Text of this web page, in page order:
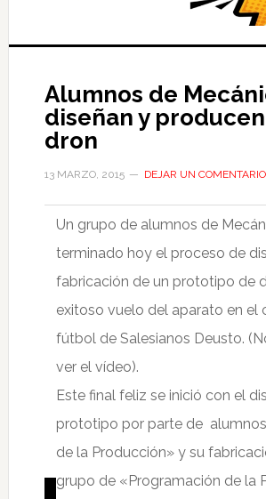
Alumnos de
diseñan y
dron
13 MARZO, 2015 DEJAR UN COMENTARIO
Un grupo de alumnos de
terminado hoy el proceso de
fabricación de un prototipo de
exitoso vuelo del aparato en el
fútbol de Salesianos Deusto.
ver el vídeo).
Este final feliz se inició con el
prototipo por parte de
de la Producción» y su
grupo de «Programación de la